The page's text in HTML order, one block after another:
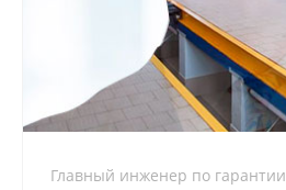
Главный инженер по гарантии